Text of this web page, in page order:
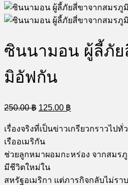
ซินนามอน ผู้ลี้ภัย
มิอัฟกัน
250.00฿ Original
price
was:
125.00 ฿
price
is:
เรื่องจริงที่เป็นข่าวเกรียวกราวไป
เรืออเมริกัน
ช่วยลูกหมาผอมกะหร่อง จากสมร
มีชีวิตใหม่ใน
สหรัฐอเมริกา แต่ภารกิจกลับไม่รา